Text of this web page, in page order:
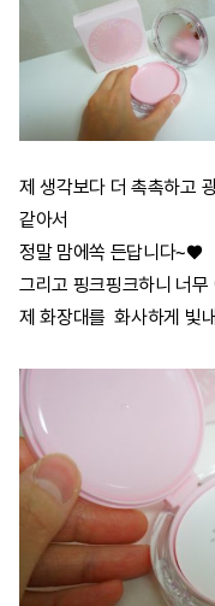
제 생각보다 더 촉촉하고
같아서
정말 맘에쏙 든답니다~♥
그리고 핑크핑크하니 너무
제 화장대를 화사하게 빛